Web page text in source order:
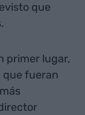
que
primer lugar,
que fueran